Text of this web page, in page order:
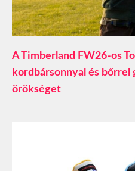
A Timberland FW26-os
kordbársonnyal és bőrrel
örökséget